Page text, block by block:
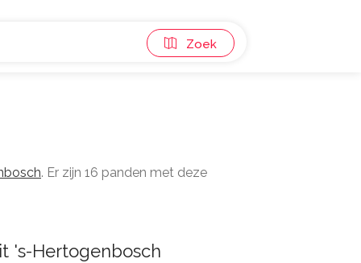
Zoek
. Er zijn 16 panden met deze
's-Hertogenbosch